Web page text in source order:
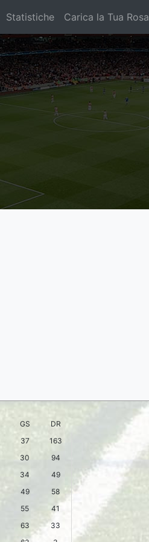
Statistiche Carica la Tua Rosa
GS
DR
37
163
30
94
34
49
49
58
55
41
63
33